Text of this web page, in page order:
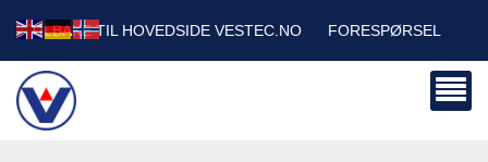
TILBAKE TIL HOVEDSIDE VESTEC.NO FORESPØRSEL
HANDLEVOGN
BEDRIFTSKUNDER